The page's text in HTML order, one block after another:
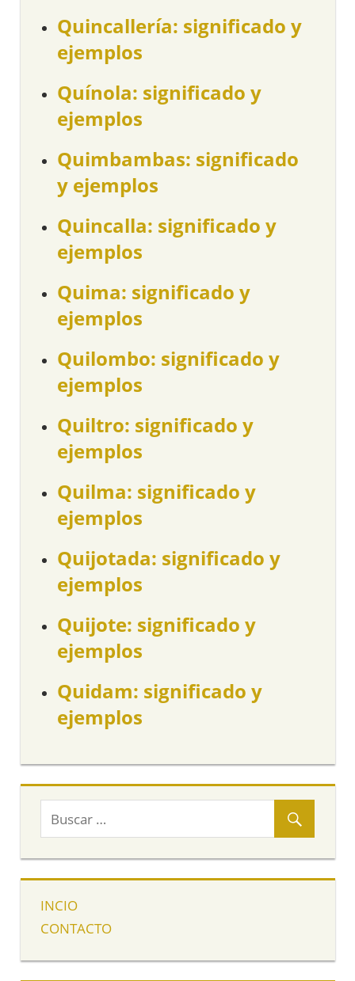
Quincallería: significado y
ejemplos
Quínola: significado y
ejemplos
Quimbambas: significado
y ejemplos
Quincalla: significado y
ejemplos
Quima: significado y
ejemplos
Quilombo: significado y
ejemplos
Quiltro: significado y
ejemplos
Quilma: significado y
ejemplos
Quijotada: significado y
ejemplos
Quijote: significado y
ejemplos
Quidam: significado y
ejemplos
INCIO
CONTACTO